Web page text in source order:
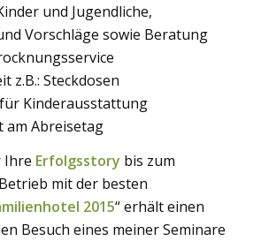
und Jugendliche,
Vorschläge sowie Beratung
z.B.: Steckdosen
Kinderausstattung
am Abreisetag
Ihre Erfolgsstory bis zum
mit der besten
2015“ erhält einen
Besuch eines meiner Seminare